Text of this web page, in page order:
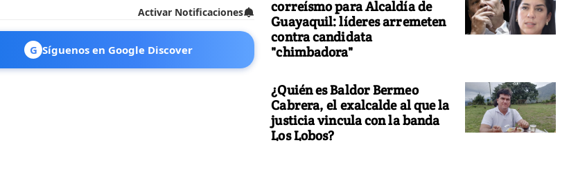
Activar Notificaciones
G Síguenos en Google Discover
correísmo para Alcaldía de
Guayaquil: líderes arremeten
contra candidata
"chimbadora"
¿Quién es Baldor Bermeo
Cabrera, el exalcalde al que la
justicia vincula con la banda
Los Lobos?